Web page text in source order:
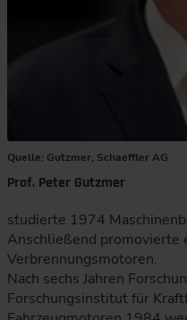
Quelle: Gutzmer, Schaeffler AG
Prof. Peter Gutzmer
studierte 1974
Anschließend promovierte
Verbrennungsmotoren.
Nach sechs Jahren
Forschungsinstitut für